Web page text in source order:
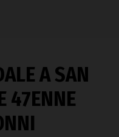
A SAN
47ENNE